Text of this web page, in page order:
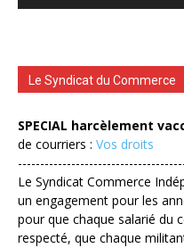
Le Syndicat du Commerce
SPECIAL harcèlement
de courriers : Vos droits
Le Syndicat Commerce
un engagement pour les
pour que chaque salarié du
respecté, que chaque